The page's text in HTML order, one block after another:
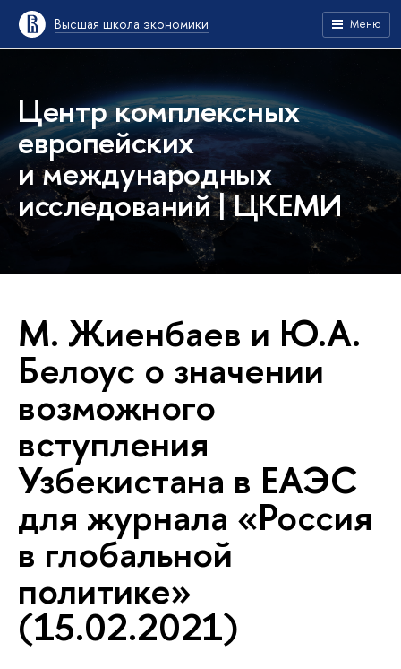
Высшая школа экономики Меню
Центр комплексных
европейских
и международных
исследований | ЦКЕМИ
М. Жиенбаев и Ю.А.
Белоус о значении
возможного
вступления
Узбекистана в ЕАЭС
для журнала «Россия
в глобальной
политике»
(15.02.2021)